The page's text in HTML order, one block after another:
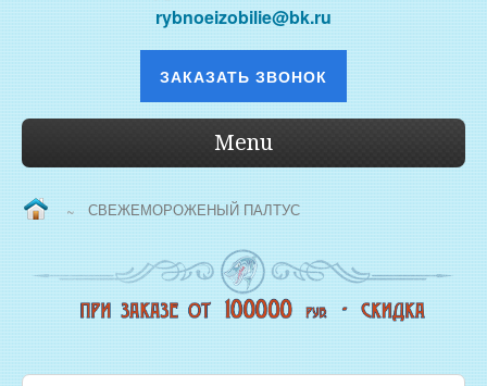
rybnoeizobilie@bk.ru
ЗАКАЗАТЬ ЗВОНОК
Menu
ВОПРОС/ОТВЕТ
НАША ПРОДУКЦИЯ
НОВЫЙ КОПТИЛЬНЫЙ ЦЕХ
~ СВЕЖЕМОРОЖЕНЫЙ ПАЛТУС